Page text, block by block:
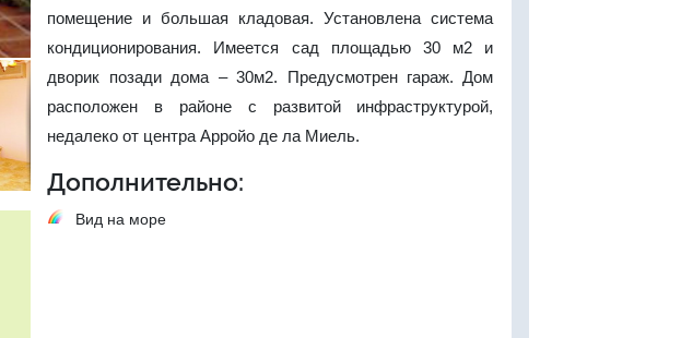
помещение и большая кладовая. Установлена система
кондиционирования. Имеется сад площадью 30 м2 и
дворик позади дома – 30м2. Предусмотрен гараж. Дом
расположен в районе с развитой инфраструктурой,
недалеко от центра Арройо де ла Миель.
Дополнительно:
Вид на море